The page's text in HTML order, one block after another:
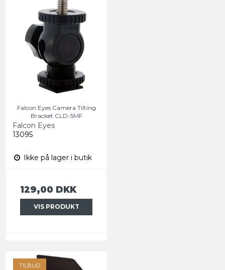
Falcon Eyes Camera Tilting
Bracket CLD-5MF
Falcon Eyes
13095
Ikke på lager i butik
129,00 DKK
VIS PRODUKT
TILBUD